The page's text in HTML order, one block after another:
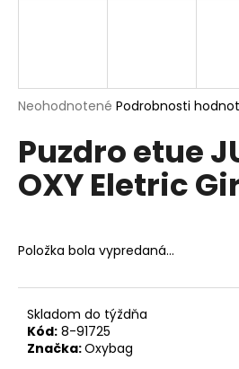
Priemerné
produktu
je
0,0
z
Neohodnotené Podrobnosti
Puzdro etue
OXY Eletric
Položka bola vypredaná…
Skladom do týždňa
Kód: 8-91725
Značka:Oxybag
ť
?
O
d
p
o